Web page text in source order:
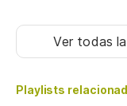
Ver todas
Playlists